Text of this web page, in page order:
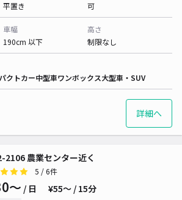
平置き
可
車幅
190cm 以下
高さ
制限なし
クトカー中型車ワンボックス大型車・SUV
詳細へ
2106 農業センター近く
5 / 6件
〜 / 日 ¥55〜 / 15分